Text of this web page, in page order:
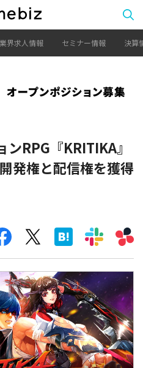
業界求人情報 セミナー情報 決算
RPG『KRITIKA』
発権と配信権を獲得